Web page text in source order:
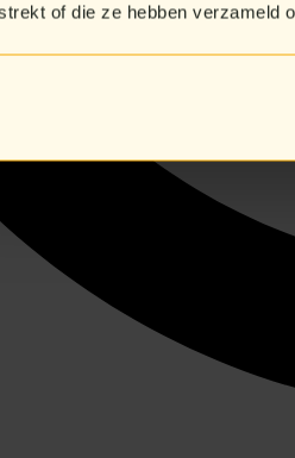
of die ze hebben verzameld